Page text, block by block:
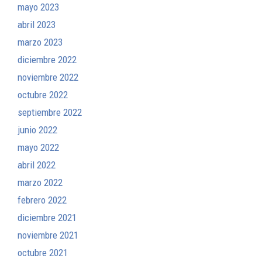
mayo 2023
abril 2023
marzo 2023
diciembre 2022
noviembre 2022
octubre 2022
septiembre 2022
junio 2022
mayo 2022
abril 2022
marzo 2022
febrero 2022
diciembre 2021
noviembre 2021
octubre 2021